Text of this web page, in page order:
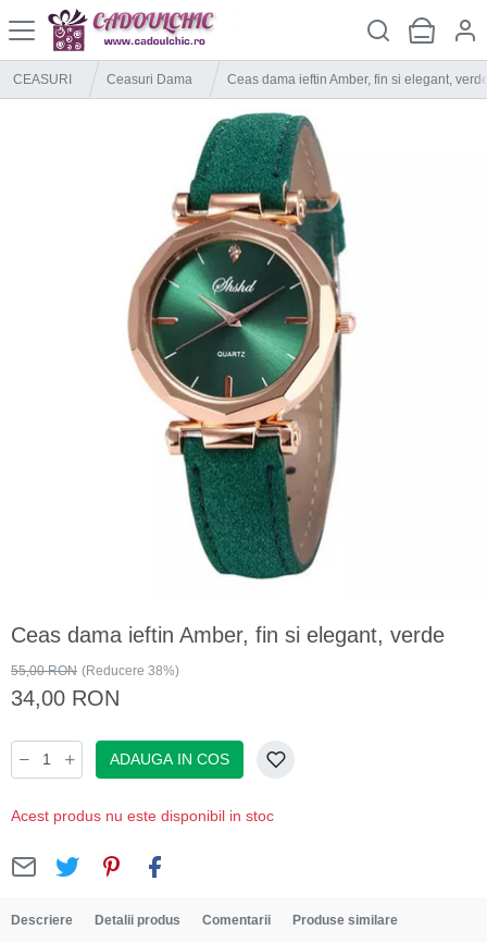
CEASURI Ceasuri Dama Ceas dama ieftin Amber, fin si elegant,
Ceas dama ieftin Amber, fin si elegant, verde
55,00 RON (Reducere 38%)
34,00 RON
ADAUGA IN COS
Acest produs nu este disponibil in stoc
Descriere Detalii produs Comentarii Produse similare